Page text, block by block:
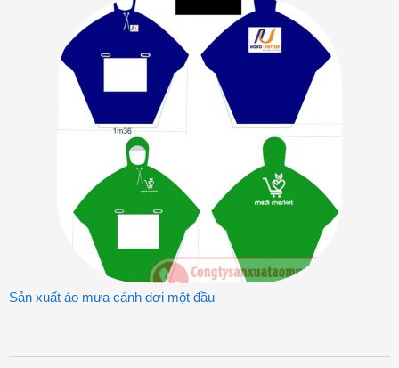
Sản xuất áo mưa cánh dơi một đầu